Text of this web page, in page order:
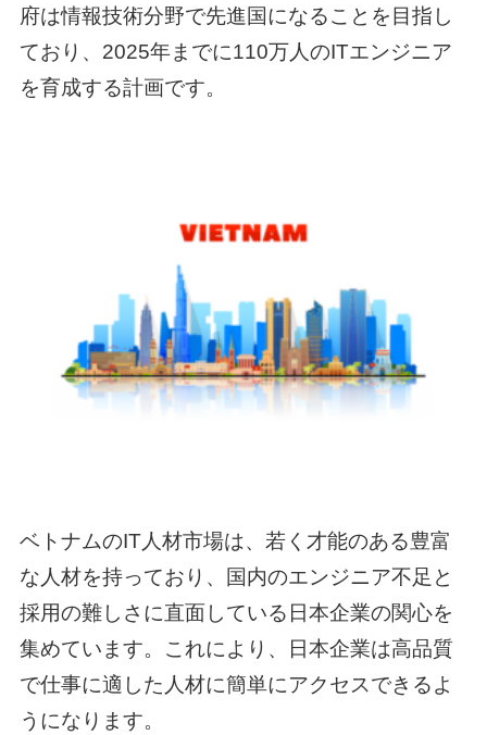
府は情報技術分野で先進国になることを目指し
ており、2025年までに110万人のITエンジニア
を育成する計画です。
ベトナムのIT人材市場は、若く才能のある豊富
な人材を持っており、国内のエンジニア不足と
採用の難しさに直面している日本企業の関心を
集めています。これにより、日本企業は高品質
で仕事に適した人材に簡単にアクセスできるよ
うになります。